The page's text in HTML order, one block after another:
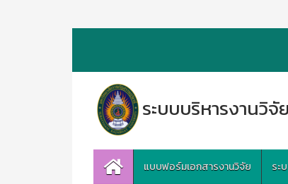
ระบบบริหารงานวิ
แบบฟอร์มเอกสารงานวิจัย ระ